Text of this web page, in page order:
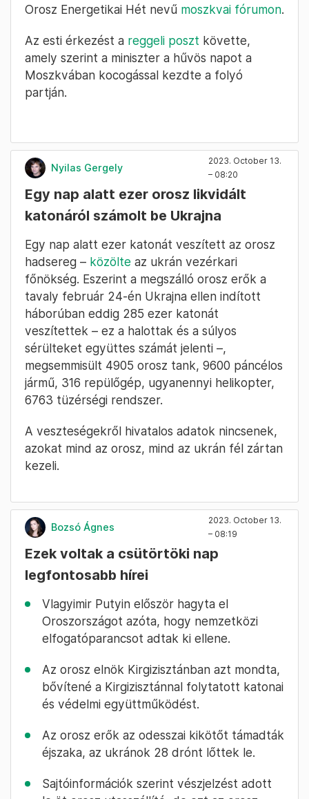
Orosz Energetikai Hét nevű moszkvai fórumon.
Az esti érkezést a reggeli poszt követte,
amely szerint a miniszter a hűvös napot a
Moszkvában kocogással kezdte a folyó
partján.
Nyilas Gergely
2023. October 13.
– 08:20
Egy nap alatt ezer orosz likvidált
katonáról számolt be Ukrajna
Egy nap alatt ezer katonát veszített az orosz
hadsereg – közölte az ukrán vezérkari
főnökség. Eszerint a megszálló orosz erők a
tavaly február 24-én Ukrajna ellen indított
háborúban eddig 285 ezer katonát
veszítettek – ez a halottak és a súlyos
sérülteket együttes számát jelenti –,
megsemmisült 4905 orosz tank, 9600 páncélos
jármű, 316 repülőgép, ugyanennyi helikopter,
6763 tüzérségi rendszer.
A veszteségekről hivatalos adatok nincsenek,
azokat mind az orosz, mind az ukrán fél zártan
kezeli.
Bozsó Ágnes
2023. October 13.
– 08:19
Ezek voltak a csütörtöki nap
legfontosabb hírei
Vlagyimir Putyin először hagyta el
Oroszországot azóta, hogy nemzetközi
elfogatóparancsot adtak ki ellene.
Az orosz elnök Kirgizisztánban azt mondta,
bővítené a Kirgizisztánnal folytatott katonai
és védelmi együttműködést.
Az orosz erők az odesszai kikötőt támadták
éjszaka, az ukránok 28 drónt lőttek le.
Sajtóinformációk szerint vészjelzést adott